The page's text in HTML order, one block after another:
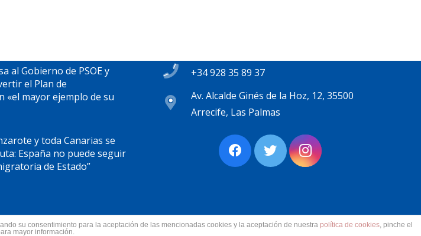
al Gobierno de PSOE y
el Plan de
«el mayor ejemplo de su
y toda Canarias se
España no puede seguir
de Estado”
+34 928 35 89 37
Av. Alcalde Ginés de la Hoz, 12, 35500
Arrecife, Las Palmas
su consentimiento para la aceptación de las mencionadas cookies y la aceptación de nuestra política de cookies, pinche el
mayor información.